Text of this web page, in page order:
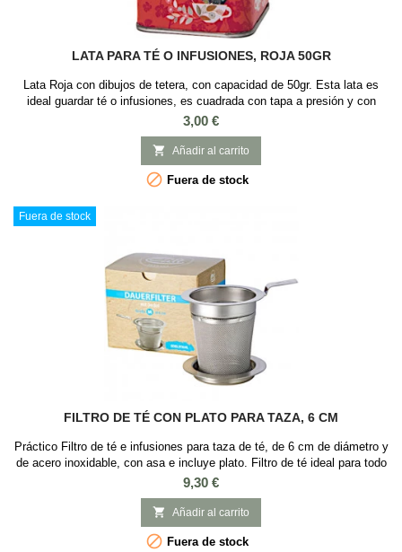
LATA PARA TÉ O INFUSIONES, ROJA 50GR
Lata Roja con dibujos de tetera, con capacidad de 50gr. Esta lata es
ideal guardar té o infusiones, es cuadrada con tapa a presión y con
Medidas: 6 x 6 x 8 cm.
Precio
3,00 €
 Añadir al carrito
 Fuera de stock
Fuera de stock
FILTRO DE TÉ CON PLATO PARA TAZA, 6 CM
Práctico Filtro de té e infusiones para taza de té, de 6 cm de diámetro y
de acero inoxidable, con asa e incluye plato. Filtro de té ideal para todo
tipo de tazas. Es un utensilio básico para iniciarse en el mundo del té
ya que se puede usar con cualquier baso o taza para el té o infusión.
Es ideal para té e infusiones, que requieran que sus hojas o...
Precio
9,30 €
 Añadir al carrito
 Fuera de stock